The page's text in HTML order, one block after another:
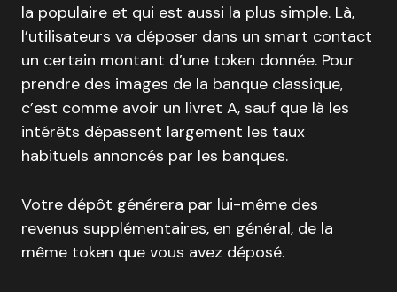
la populaire et qui est aussi la plus simple. Là,
l’utilisateurs va déposer dans un smart contact
un certain montant d’une token donnée. Pour
prendre des images de la banque classique,
c’est comme avoir un livret A, sauf que là les
intérêts dépassent largement les taux
habituels annoncés par les banques.
Votre dépôt générera par lui-même des
revenus supplémentaires, en général, de la
même token que vous avez déposé.